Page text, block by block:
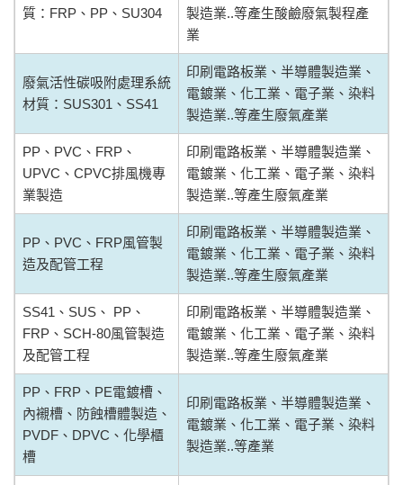
質：FRP、PP、SU304
製造業..等產生酸鹼廢氣製程產
業
廢氣活性碳吸附處理系統
材質：SUS301、SS41
印刷電路板業、半導體製造業、
電鍍業、化工業、電子業、染料
製造業..等產生廢氣產業
PP、PVC、FRP、
UPVC、CPVC排風機專
業製造
印刷電路板業、半導體製造業、
電鍍業、化工業、電子業、染料
製造業..等產生廢氣產業
PP、PVC、FRP風管製
造及配管工程
印刷電路板業、半導體製造業、
電鍍業、化工業、電子業、染料
製造業..等產生廢氣產業
SS41、SUS、 PP、
FRP、SCH-80風管製造
及配管工程
印刷電路板業、半導體製造業、
電鍍業、化工業、電子業、染料
製造業..等產生廢氣產業
PP、FRP、PE電鍍槽、
內襯槽、防蝕槽體製造、
PVDF、DPVC、化學櫃
槽
印刷電路板業、半導體製造業、
電鍍業、化工業、電子業、染料
製造業..等產業